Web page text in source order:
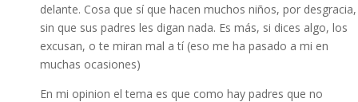
delante. Cosa que sí que hacen muchos niños, por desgracia,
sin que sus padres les digan nada. Es más, si dices algo, los
excusan, o te miran mal a tí (eso me ha pasado a mi en
muchas ocasiones)
En mi opinion el tema es que como hay padres que no